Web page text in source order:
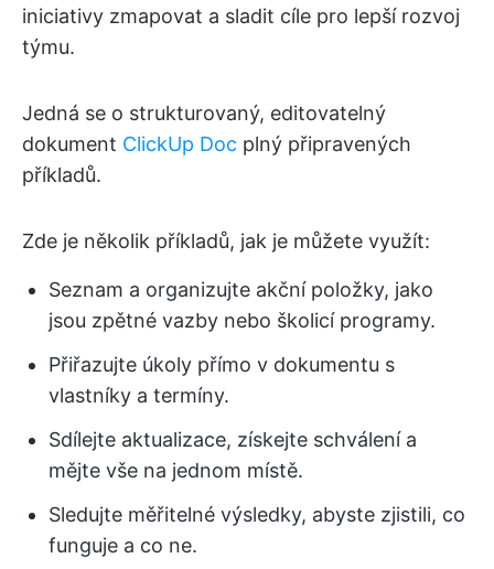
iniciativy zmapovat a sladit cíle pro lepší rozvoj
týmu.
Jedná se o strukturovaný, editovatelný
dokument ClickUp Doc plný připravených
příkladů.
Zde je několik příkladů, jak je můžete využít:
Seznam a organizujte akční položky, jako
jsou zpětné vazby nebo školicí programy.
Přiřazujte úkoly přímo v dokumentu s
vlastníky a termíny.
Sdílejte aktualizace, získejte schválení a
mějte vše na jednom místě.
Sledujte měřitelné výsledky, abyste zjistili, co
funguje a co ne.